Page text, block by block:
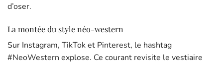
d’oser.
La montée du style néo-western
Sur Instagram, TikTok et Pinterest, le hashtag
#NeoWestern explose. Ce courant revisite le vestiaire